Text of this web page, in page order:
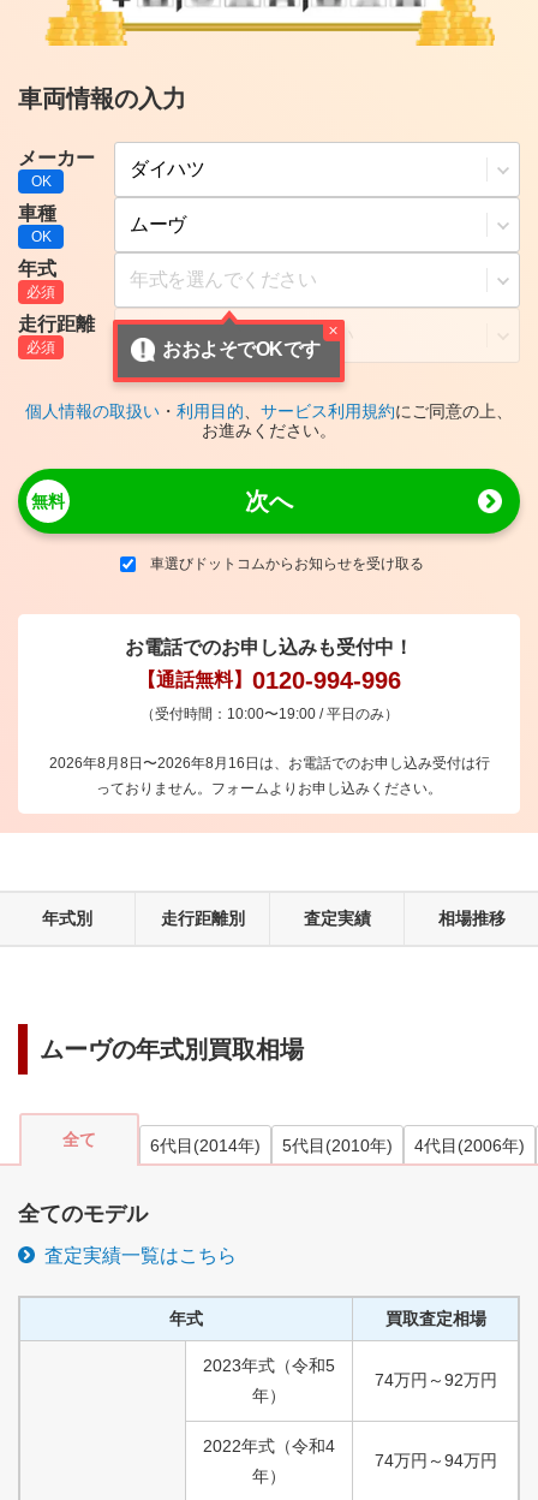
車両情報の入力
メーカー
車種
年式
おおよそでOKです
走行距離
個人情報の取扱い ・ 利用目的 サービス利用規約にご同意の上、
お進みください。
次へ
車選びドットコムからお知らせを受け取る
お電話でのお申し込みも受付中！
【通話無料】 0120-994-996
（受付時間：10:00〜19:00 / 平日のみ）
2026年8月8日〜2026年8月16日は、お電話でのお申し込み受付は行
っておりません。フォームよりお申し込みください。
年式別 走行距離別 査定実績 相場推移
ムーヴの年式別買取相場
全て 6代目 (2014年) 5代目 (2010年) 4代目 (2006年)
全てのモデル
査定実績一覧はこちら
年式 買取査定相場
2023年式 （令和5
年）
74万円 ～92万円
2022年式 （令和4
年）
74万円 ～94万円